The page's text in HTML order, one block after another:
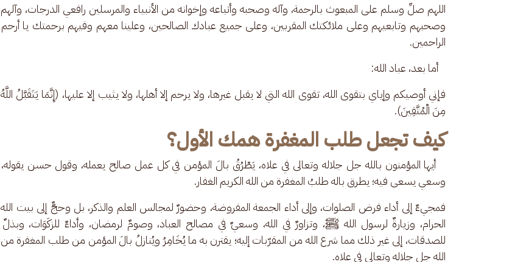
اللهم صلِّ وسلم على المبعوث بالرحمة، وآله وصحبه وأتباعه وإخوانه من الأنبياء والمرسلين رافعي الدرجات، وآلهم
وصحبهم وتابعيهم وعلى ملائكتك المقربين، وعلى جميع عبادك الصالحين، وعلينا معهم وفيهم برحمتك يا أرحم
الراحمين.
أما بعد، عباد الله:
فإني أوصيكم وإياي بتقوى الله، تقوى الله التي لا يقبل غيرها، ولا يرحم إلا أهلها، ولا يثيب إلا عليها، (إِنَّمَا يَتَقَبَّلُ اللَّهُ
مِنَ الْمُتَّقِينَ).
كيف تجعل طلب المغفرة همك الأول؟
أيها المؤمنون بالله جل جلاله وتعالى في علاه، يَطْرُقُ بالَ المؤمن في كل عمل صالح يعمله، وقول حسن يقوله،
وسعي يسعى فيه؛ يطرق باله طلبُ المغفرة من الله الكريم الغفار.
فمجيءٌ إلى أداء فرض الصلوات، وإلى أداء الجمعة المفروضة، وحضورٌ لمجالس العلم والذكر، بل وحجٌّ إلى بيت الله
الحرام، وزيارةٌ لرسول الله ﷺ، وتزاورٌ في الله، وسعيٌ في مصالح العباد، وصومٌ لرمضان، وأداءٌ للزكَوَات، وبذلٌ
للصدقات، إلى غير ذلك مما شرع الله من المقرّبات إليه؛ يقترن به ما يُخَامِرُ ويُنازلُ بالَ المؤمن من طلب المغفرة من
الله جل جلاله وتعالى في علاه.